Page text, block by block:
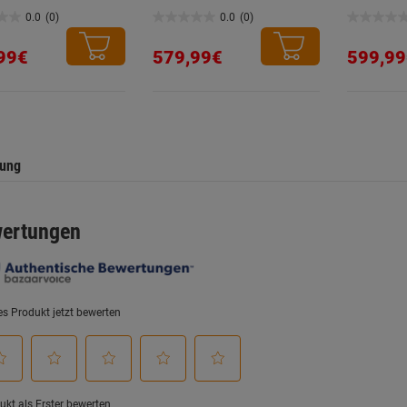
0.0 (0) 0.0 (0)
von
579,99€
von